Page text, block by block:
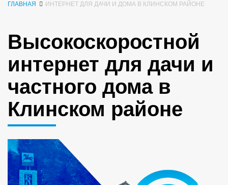
ГЛАВНАЯ ИНТЕРНЕТ ДЛЯ ДАЧИ И ДОМА В КЛИНСКОМ РАЙОНЕ
Высокоскоростной
интернет для дачи и
частного дома в
Клинском районе